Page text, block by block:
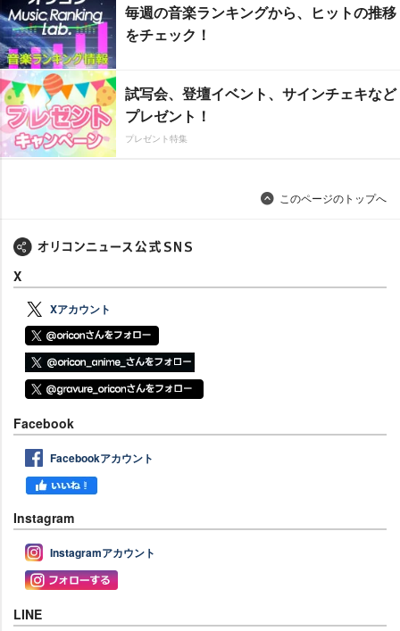
毎週の音楽ランキングから、ヒットの推移
をチェック！
試写会、登壇イベント、サインチェキなど
プレゼント！
プレゼント特集
このページのトップへ
X
Xアカウント
Facebook
Facebookアカウント
Instagram
Instagramアカウント
LINE